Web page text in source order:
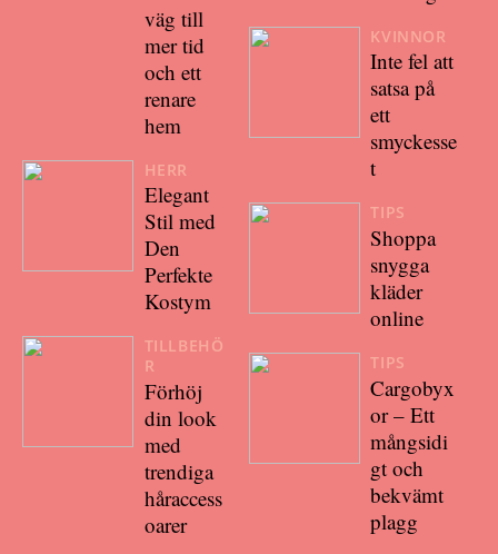
väg till
mer tid
och ett
renare
hem
HERR
Elegant
Stil med
Den
Perfekte
Kostym
TILLBEHÖ
R
Förhöj
din look
med
trendiga
håraccess
oarer
KVINNOR
Inte fel att
satsa på
ett
smyckesse
t
TIPS
Shoppa
snygga
kläder
online
TIPS
Cargobyx
or – Ett
mångsidi
gt och
bekvämt
plagg